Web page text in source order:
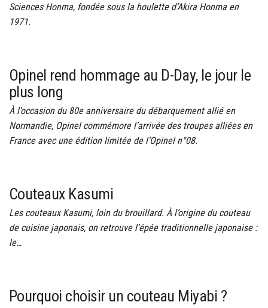
Sciences Honma, fondée sous la houlette d’Akira Honma en
1971.
Opinel rend hommage au D-Day, le jour le
plus long
À l’occasion du 80e anniversaire du débarquement allié en
Normandie, Opinel commémore l’arrivée des troupes alliées en
France avec une édition limitée de l’Opinel n°08.
Couteaux Kasumi
Les couteaux Kasumi, loin du brouillard. À l’origine du couteau
de cuisine japonais, on retrouve l’épée traditionnelle japonaise :
le…
Pourquoi choisir un couteau Miyabi ?